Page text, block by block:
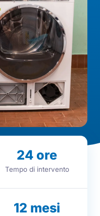
24 ore
Tempo di intervento
12 mesi